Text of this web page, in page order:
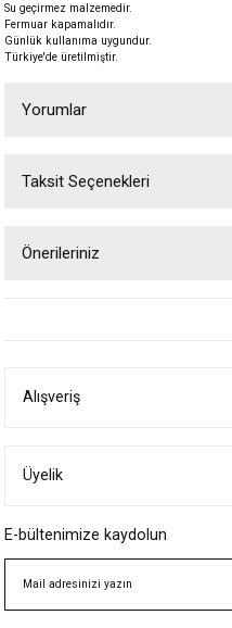
Su geçirmez malzemedir.
Fermuar kapamalıdır.
Günlük kullanıma uygundur.
Türkiye'de üretilmiştir.
Yorumlar
Taksit Seçenekleri
Önerileriniz
Ürün bilgilerinde hatalar bulunuyor.
Bu ürüne benzer farklı alternatifler
Alışveriş
Üyelik
E-bültenimize kaydolun